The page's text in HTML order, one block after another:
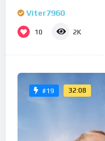
Viter7960
10 2K
#19 32:08